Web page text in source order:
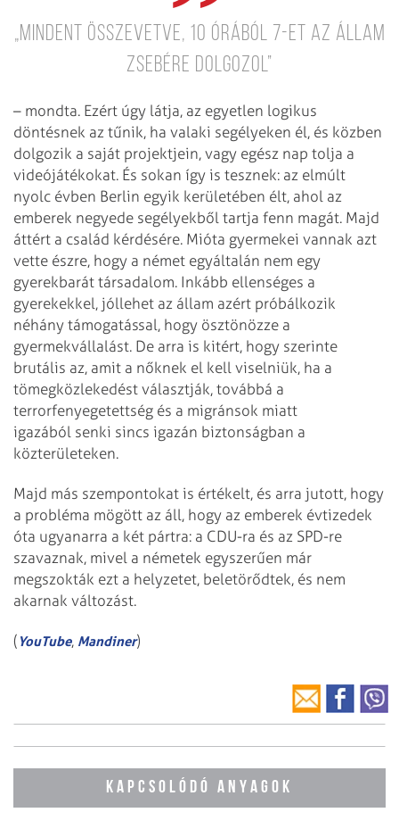
„Mindent összevetve, 10 órából 7-et az állam
zsebére dolgozol”
– mondta. Ezért úgy látja, az egyetlen logikus
döntésnek az tűnik, ha valaki segélyeken él, és közben
dolgozik a saját projektjein, vagy egész nap tolja a
videójátékokat. És sokan így is tesznek: az elmúlt
nyolc évben Berlin egyik kerületében élt, ahol az
emberek negyede segélyekből tartja fenn magát. Majd
áttért a család kérdésére. Mióta gyermekei vannak azt
vette észre, hogy a német egyáltalán nem egy
gyerekbarát társadalom. Inkább ellenséges a
gyerekekkel, jóllehet az állam azért próbálkozik
néhány támogatással, hogy ösztönözze a
gyermekvállalást. De arra is kitért, hogy szerinte
brutális az, amit a nőknek el kell viselniük, ha a
tömegközlekedést választják, továbbá a
terrorfenyegetettség és a migránsok miatt
igazából senki sincs igazán biztonságban a
közterületeken.
Majd más szempontokat is értékelt, és arra jutott, hogy
a probléma mögött az áll, hogy az emberek évtizedek
óta ugyanarra a két pártra: a CDU-ra és az SPD-re
szavaznak, mivel a németek egyszerűen már
megszokták ezt a helyzetet, beletörődtek, és nem
akarnak változást.
( YouTube, Mandiner)
KAPCSOLÓDÓ ANYAGOK